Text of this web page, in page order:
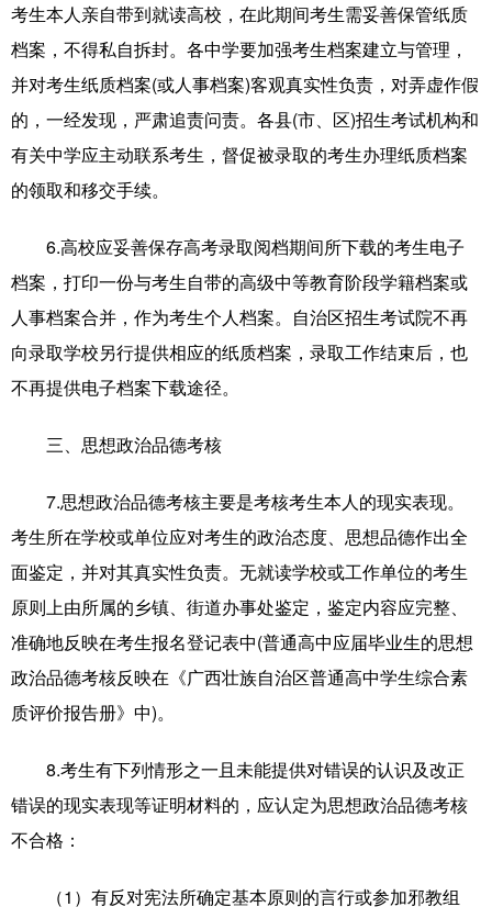
考生本人亲自带到就读高校，在此期间考生需妥善保管纸质
档案，不得私自拆封。各中学要加强考生档案建立与管理，
并对考生纸质档案(或人事档案)客观真实性负责，对弄虚作假
的，一经发现，严肃追责问责。各县(市、区)招生考试机构和
有关中学应主动联系考生，督促被录取的考生办理纸质档案
的领取和移交手续。
6.高校应妥善保存高考录取阅档期间所下载的考生电子
档案，打印一份与考生自带的高级中等教育阶段学籍档案或
人事档案合并，作为考生个人档案。自治区招生考试院不再
向录取学校另行提供相应的纸质档案，录取工作结束后，也
不再提供电子档案下载途径。
三、思想政治品德考核
7.思想政治品德考核主要是考核考生本人的现实表现。
考生所在学校或单位应对考生的政治态度、思想品德作出全
面鉴定，并对其真实性负责。无就读学校或工作单位的考生
原则上由所属的乡镇、街道办事处鉴定，鉴定内容应完整、
准确地反映在考生报名登记表中(普通高中应届毕业生的思想
政治品德考核反映在《广西壮族自治区普通高中学生综合素
质评价报告册》中)。
8.考生有下列情形之一且未能提供对错误的认识及改正
错误的现实表现等证明材料的，应认定为思想政治品德考核
不合格：
（1）有反对宪法所确定基本原则的言行或参加邪教组